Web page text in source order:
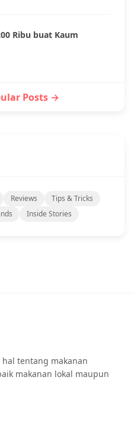
Ribu buat Kaum
Posts →
Reviews
Tips & Tricks
Inside Stories
tentang makanan
makanan lokal maupun